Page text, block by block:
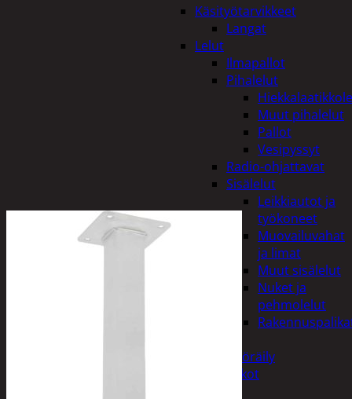
Käsityötarvikkeet
Langat
Lelut
Ilmapallot
Pihalelut
Muut pihalelut
Pallot
Vesipyssyt
Radio-ohjattavat
Sisälelut
Leikkiautot ja
työkoneet
Muovailuvahat
ja limat
Muut sisälelut
Nuket ja
pehmolelut
Polkupyöräily
Lukot